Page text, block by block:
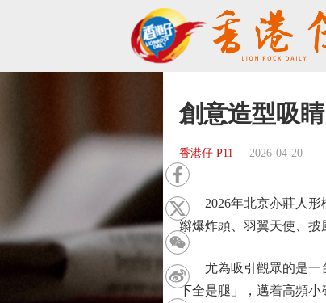
創意造型吸
香港仔 P11 2026-04-20
2026年北京亦莊人形機
辮爆炸頭、羽翼天使、
尤為吸引觀眾的是一台
下全是腿」，邁着高頻